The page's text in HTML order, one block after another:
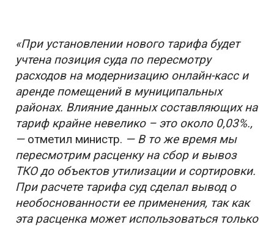
«При установлении нового тарифа будет
учтена позиция суда по пересмотру
расходов на модернизацию онлайн-касс и
аренде помещений в муниципальных
районах. Влияние данных составляющих на
тариф крайне невелико – это около 0,03%.,
— отметил министр. — В то же время мы
пересмотрим расценку на сбор и вывоз
ТКО до объектов утилизации и сортировки.
При расчете тарифа суд сделал вывод о
необоснованности ее применения, так как
эта расценка может использоваться только